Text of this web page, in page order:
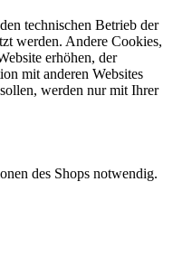
technischen Betrieb der
werden. Andere Cookies,
erhöhen, der
mit anderen Websites
werden nur mit Ihrer
des Shops notwendig.